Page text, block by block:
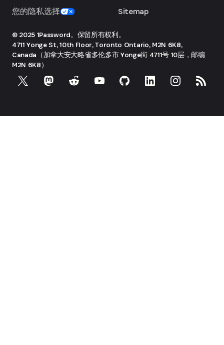
您的隐私选择
Sitemap
© 2025 1Password。保留所有权利。
4711 Yonge St, 10th Floor, Toronto Ontario, M2N 6K8,
Canada（加拿大安大略省多伦多市 Yonge街 4711号 10层，邮编
M2N 6K8）